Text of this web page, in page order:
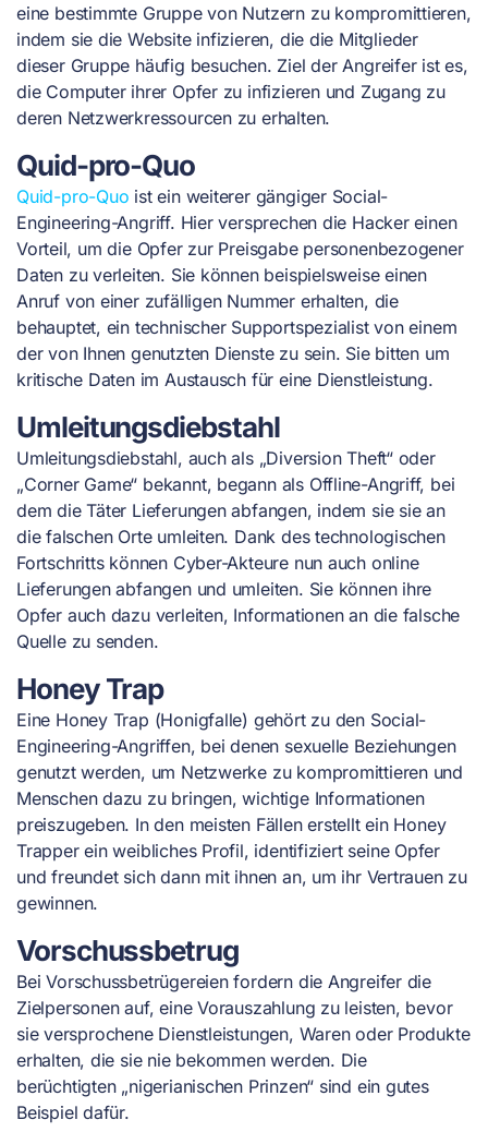
eine bestimmte Gruppe von Nutzern zu kompromittieren,
indem sie die Website infizieren, die die Mitglieder
dieser Gruppe häufig besuchen. Ziel der Angreifer ist es,
die Computer ihrer Opfer zu infizieren und Zugang zu
deren Netzwerkressourcen zu erhalten.
Quid-pro-Quo
Quid-pro-Quo ist ein weiterer gängiger Social-
Engineering-Angriff. Hier versprechen die Hacker einen
Vorteil, um die Opfer zur Preisgabe personenbezogener
Daten zu verleiten. Sie können beispielsweise einen
Anruf von einer zufälligen Nummer erhalten, die
behauptet, ein technischer Supportspezialist von einem
der von Ihnen genutzten Dienste zu sein. Sie bitten um
kritische Daten im Austausch für eine Dienstleistung.
Umleitungsdiebstahl
Umleitungsdiebstahl, auch als „Diversion Theft“ oder
„Corner Game“ bekannt, begann als Offline-Angriff, bei
dem die Täter Lieferungen abfangen, indem sie sie an
die falschen Orte umleiten. Dank des technologischen
Fortschritts können Cyber-Akteure nun auch online
Lieferungen abfangen und umleiten. Sie können ihre
Opfer auch dazu verleiten, Informationen an die falsche
Quelle zu senden.
Honey Trap
Eine Honey Trap (Honigfalle) gehört zu den Social-
Engineering-Angriffen, bei denen sexuelle Beziehungen
genutzt werden, um Netzwerke zu kompromittieren und
Menschen dazu zu bringen, wichtige Informationen
preiszugeben. In den meisten Fällen erstellt ein Honey
Trapper ein weibliches Profil, identifiziert seine Opfer
und freundet sich dann mit ihnen an, um ihr Vertrauen zu
gewinnen.
Vorschussbetrug
Bei Vorschussbetrügereien fordern die Angreifer die
Zielpersonen auf, eine Vorauszahlung zu leisten, bevor
sie versprochene Dienstleistungen, Waren oder Produkte
erhalten, die sie nie bekommen werden. Die
berüchtigten „nigerianischen Prinzen“ sind ein gutes
Beispiel dafür.